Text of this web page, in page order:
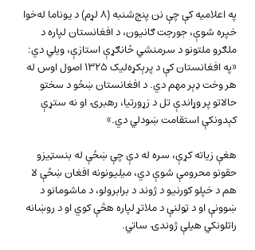
په اعلامیه کې چې نن پنج‌شنبه (۸ لړم) د یوناما له‌خوا
خپره شوې، جورجت ګانیون، د افغانستان لپاره د
ملګرو ملتونو د سرمنشي ځانګړې استازې، ويلي دي:
«په افغانستان کې د پرېکړه‌لیک ۱۳۲۵ اصول اوس له
هر وخت ډېر مهم دي. د افغانستان ښځو د سختو
حالاتو پر وړاندې تل د زړورتيا، رهبرۍ او نه ستړې
کېدونکې استقامت ښودلي دي.»
هغې زياته کړې، سره له دې چې ښځې له بنسټیزو
حقونو محرومې شوې دي، ميليونونه افغان ښځې لا
هم د خپلو کورنيو د ژوند د برابرولو، د ماشومانو د
ښوونې او د ټولنې د ملاتړ لپاره هڅې کوي او د روښانه
راتلونکي هيلې ژوندۍ ساتي.